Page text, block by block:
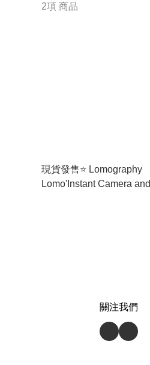
2項 商品
現貨發售⭐️ Lomography
Lomo'Instant Camera and
關注我們